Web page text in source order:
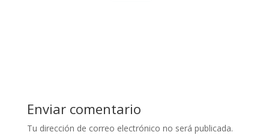
Enviar comentario
Tu dirección de correo electrónico no será publicada.